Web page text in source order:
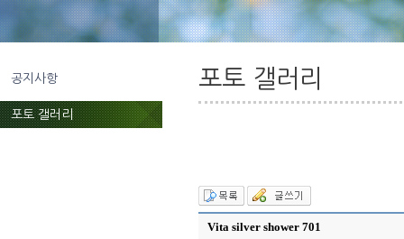
공지사항
포토 갤러리
포토 갤러리
Vita silver shower 701